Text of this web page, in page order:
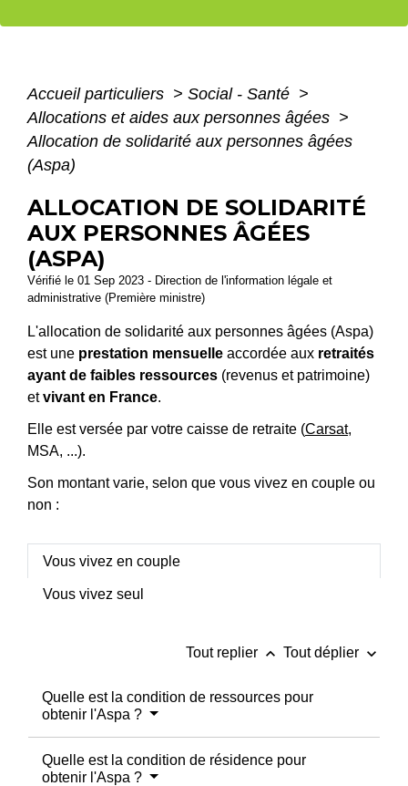
Accueil particuliers > Social - Santé >
Allocations et aides aux personnes âgées >
Allocation de solidarité aux personnes âgées
(Aspa)
ALLOCATION DE SOLIDARITÉ
AUX PERSONNES ÂGÉES
(ASPA)
Vérifié le 01 Sep 2023 - Direction de l'information légale et
administrative (Première ministre)
L'allocation de solidarité aux personnes âgées (Aspa)
est une prestation mensuelle accordée aux retraités
ayant de faibles ressources (revenus et patrimoine)
etvivant en France.
Elle est versée par votre caisse de retraite (Carsat,
MSA, ...).
Son montant varie, selon que vous vivez en couple ou
non :
Vous vivez en couple
Vous vivez seul
Tout replier keyboard_arrow_up Tout déplier keyboard_arrow_down
Quelle est la condition de ressources pour
obtenir l'Aspa ?
Quelle est la condition de résidence pour
obtenir l'Aspa ?